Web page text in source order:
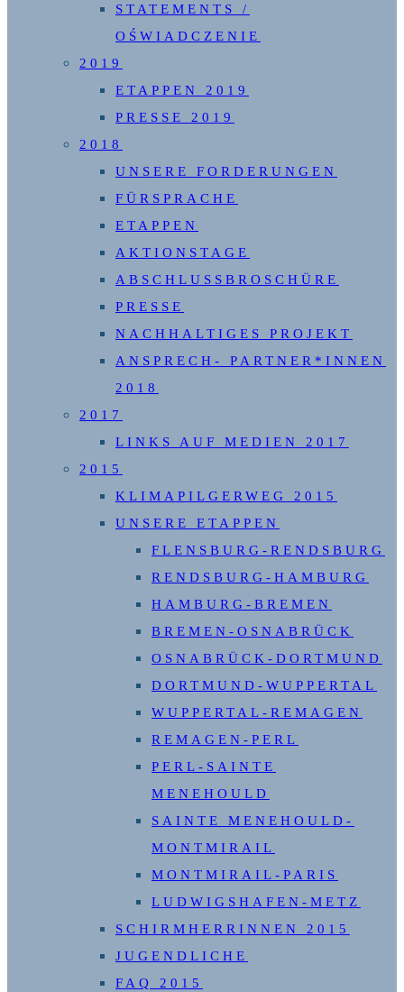
STATEMENTS /
OŚWIADCZENIE
2019
ETAPPEN 2019
PRESSE 2019
2018
UNSERE FORDERUNGEN
FÜRSPRACHE
ETAPPEN
AKTIONSTAGE
ABSCHLUSSBROSCHÜRE
PRESSE
NACHHALTIGES PROJEKT
ANSPRECH- PARTNER*INNEN
2018
2017
LINKS AUF MEDIEN 2017
2015
KLIMAPILGERWEG 2015
UNSERE ETAPPEN
FLENSBURG-RENDSBURG
RENDSBURG-HAMBURG
HAMBURG-BREMEN
BREMEN-OSNABRÜCK
OSNABRÜCK-DORTMUND
DORTMUND-WUPPERTAL
WUPPERTAL-REMAGEN
REMAGEN-PERL
PERL-SAINTE
MENEHOULD
SAINTE MENEHOULD-
MONTMIRAIL
MONTMIRAIL-PARIS
LUDWIGSHAFEN-METZ
SCHIRMHERRINNEN 2015
JUGENDLICHE
FAQ 2015